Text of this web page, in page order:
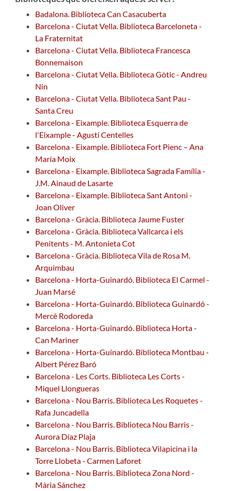
Badalona. Biblioteca Can Casacuberta
Barcelona - Ciutat Vella. Biblioteca Barceloneta -
La Fraternitat
Barcelona - Ciutat Vella. Biblioteca Francesca
Bonnemaison
Barcelona - Ciutat Vella. Biblioteca Gòtic - Andreu
Nin
Barcelona - Ciutat Vella. Biblioteca Sant Pau -
Santa Creu
Barcelona - Eixample. Biblioteca Esquerra de
l'Eixample - Agustí Centelles
Barcelona - Eixample. Biblioteca Fort Pienc – Ana
María Moix
Barcelona - Eixample. Biblioteca Sagrada Família -
J.M. Ainaud de Lasarte
Barcelona - Eixample. Biblioteca Sant Antoni -
Joan Oliver
Barcelona - Gràcia. Biblioteca Jaume Fuster
Barcelona - Gràcia. Biblioteca Vallcarca i els
Penitents - M. Antonieta Cot
Barcelona - Gràcia. Biblioteca Vila de Rosa M.
Arquimbau
Barcelona - Horta-Guinardó. Biblioteca El Carmel -
Juan Marsé
Barcelona - Horta-Guinardó. Biblioteca Guinardó -
Mercè Rodoreda
Barcelona - Horta-Guinardó. Biblioteca Horta -
Can Mariner
Barcelona - Horta-Guinardó. Biblioteca Montbau -
Albert Pérez Baró
Barcelona - Les Corts. Biblioteca Les Corts -
Miquel Llongueras
Barcelona - Nou Barris. Biblioteca Les Roquetes -
Rafa Juncadella
Barcelona - Nou Barris. Biblioteca Nou Barris -
Aurora Díaz Plaja
Barcelona - Nou Barris. Biblioteca Vilapicina i la
Torre Llobeta - Carmen Laforet
Barcelona - Nou Barris. Biblioteca Zona Nord -
Mària Sánchez